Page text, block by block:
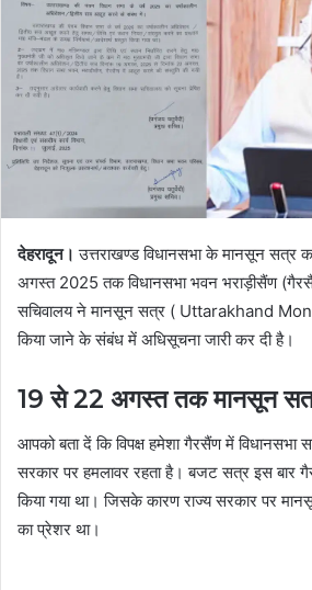
देहरादून। उत्तराखण्ड विधानसभा के मानसून सत्र
अगस्त 2025 तक विधानसभा भवन भराड़ीसैंण
सचिवालय ने मानसून सत्र ( Uttarakhand
किया जाने के संबंध में अधिसूचना जारी कर दी है।
19 से 22 अगस्त तक मानसून
आपको बता दें कि विपक्ष हमेशा गैरसैंण में
सरकार पर हमलावर रहता है। बजट सत्र इस बार
किया गया था। जिसके कारण राज्य सरकार पर
का प्रेशर था।